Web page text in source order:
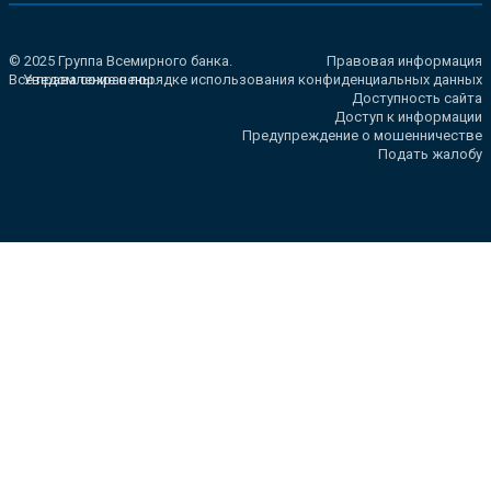
© 2025 Группа Всемирного банка.
Все права сохранены.
Правовая информация
Уведомление о порядке использования конфиденциальных данных
Доступность сайта
Доступ к информации
Предупреждение о мошенничестве
Подать жалобу